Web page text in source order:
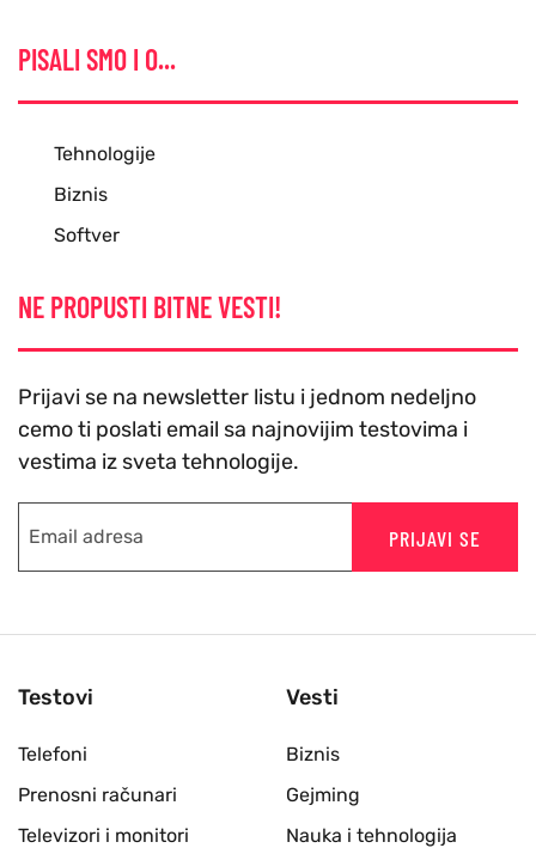
PISALI SMO I O...
Tehnologije
Biznis
Softver
NE PROPUSTI BITNE VESTI!
Prijavi se na newsletter listu i jednom nedeljno
cemo ti poslati email sa najnovijim testovima i
vestima iz sveta tehnologije.
PRIJAVI SE
Testovi
Telefoni
Prenosni računari
Televizori i monitori
Vesti
Biznis
Gejming
Nauka i tehnologija